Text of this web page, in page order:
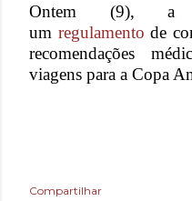
Ontem (9), a
um regulamento de
recomendações
viagens para a Copa
Compartilhar